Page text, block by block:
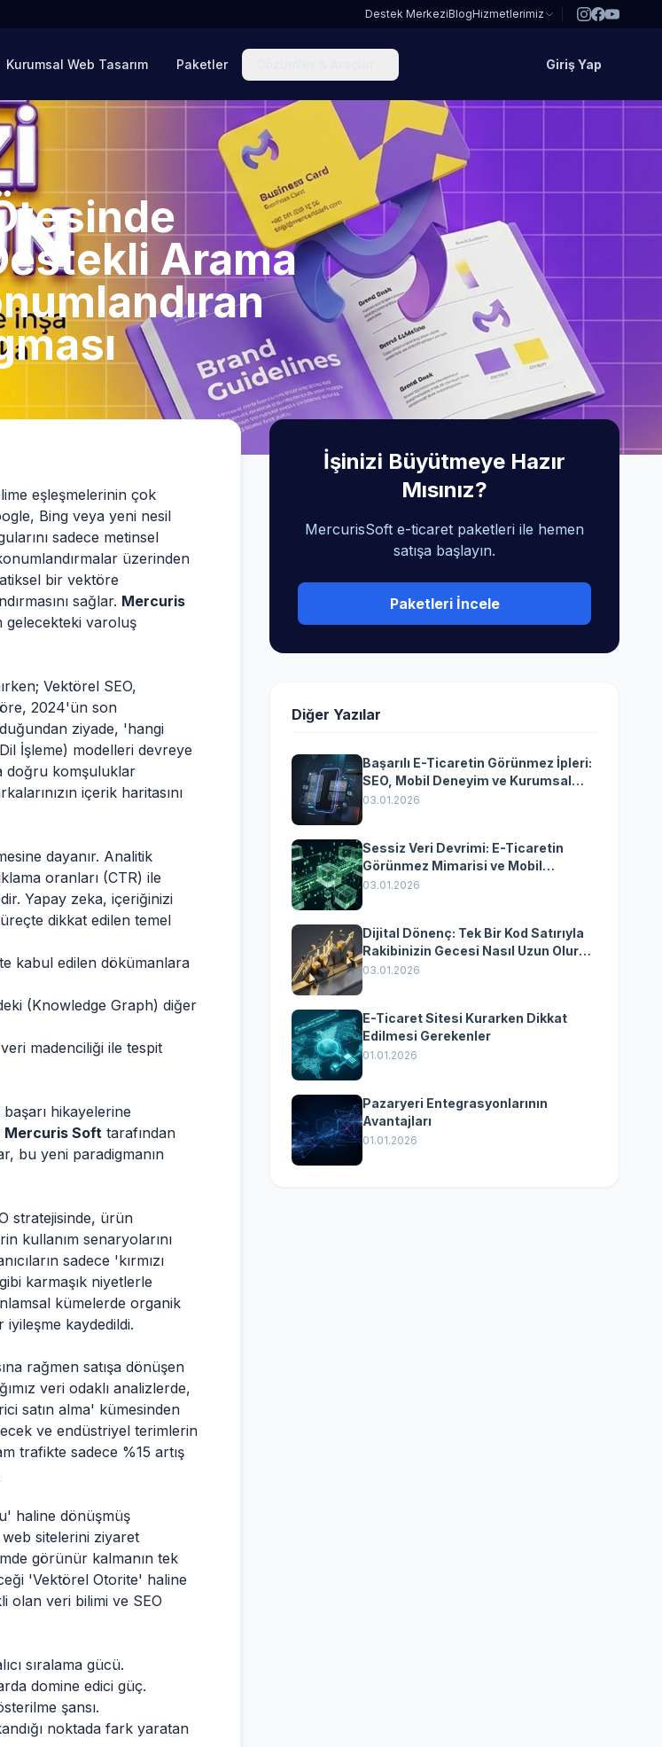
Destek MerkeziBlogHizmetlerimiz
Kurumsal Web Tasarım Paketler Giriş Yap
Arama
eşleşmelerinin çok
Bing veya yeni nesil
sadece metinsel
üzerinden
bir vektöre
sağlar. Mercuris
varoluş
Vektörel SEO,
2024'ün son
ziyade, 'hangi
İşleme) modelleri devreye
doğru komşuluklar
içerik haritasını
dayanır. Analitik
oranları (CTR) ile
Yapay zeka, içeriğinizi
dikkat edilen temel
kabul edilen dökümanlara
(Knowledge Graph) diğer
madenciliği ile tespit
hikayelerine
Mercuris Soft tarafından
bu yeni paradigmanın
stratejisinde, ürün
kullanım senaryolarını
sadece 'kırmızı
karmaşık niyetlerle
kümelerde organik
kaydedildi.
rağmen satışa dönüşen
veri odaklı analizlerde,
satın alma' kümesinden
ve endüstriyel terimlerin
trafikte sadece %15 artış
haline dönüşmüş
sitelerini ziyaret
görünür kalmanın tek
'Vektörel Otorite' haline
olan veri bilimi ve SEO
sıralama gücü.
domine edici güç.
şansı.
noktada fark yaratan
İşinizi Büyütmeye Hazır
Mısınız?
MercurisSoft e-ticaret paketleri ile hemen
satışa başlayın.
Paketleri İncele
Diğer Yazılar
Başarılı E-Ticaretin Görünmez İpleri:
SEO, Mobil Deneyim ve Kurumsal
Yazılımın Kazandıran
03.01.2026
Sessiz Veri Devrimi: E-Ticaretin
Görünmez Mimarisi ve Mobil
Dönüşümün Kurumsal Anahtarı
03.01.2026
Dijital Dönenç: Tek Bir Kod Satırıyla
Rakibinizin Gecesi Nasıl Uzun Olur?
(Kurumsal Yazılımın Güçlü Rolü)
03.01.2026
E-Ticaret Sitesi Kurarken Dikkat
Edilmesi Gerekenler
01.01.2026
Pazaryeri Entegrasyonlarının
Avantajları
01.01.2026